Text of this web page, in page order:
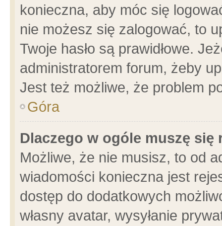
konieczna, aby móc się
nie możesz się zalogować, to
Twoje hasło są prawidłowe.
administratorem forum, żeby
Jest też możliwe, że problem
Góra
Dlaczego w ogóle muszę się
Możliwe, że nie musisz, to od
wiadomości konieczna jest
dostęp do dodatkowych
własny avatar, wysyłanie